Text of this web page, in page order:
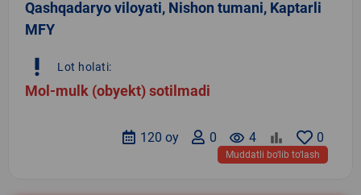
Qashqadaryo viloyati, Nishon tumani, Kaptarli
MFY
priority_high Lot holati:
Mol-mulk (obyekt) sotilmadi
0
remove_red_eye 4
0
120 oy
Muddatli bo‘lib to‘lash